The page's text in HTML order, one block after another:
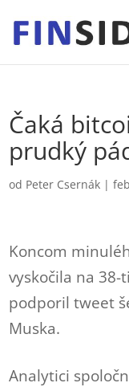
Čaká
prudký
od Peter Csernák |
Koncom
vyskočila na
podporil tweet
Muska.
Analytici